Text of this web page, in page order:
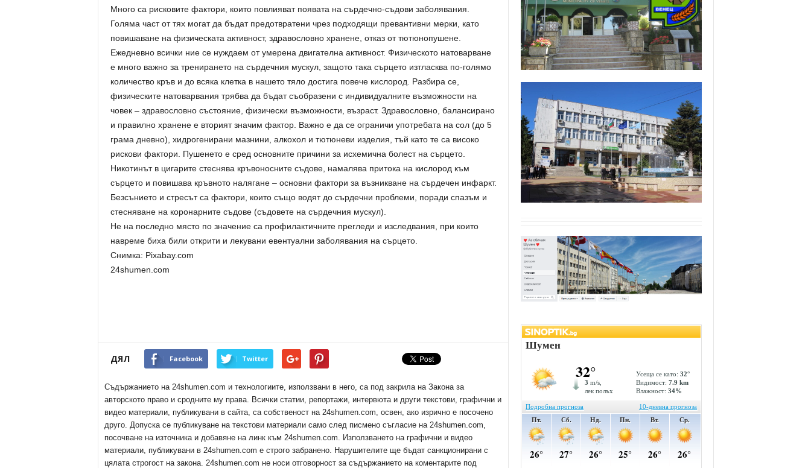
Много са рисковите фактори, които повлияват появата на сърдечно-съдови заболявания.
Голяма част от тях могат да бъдат предотвратени чрез подходящи превантивни мерки, като
повишаване на физическата активност, здравословно хранене, отказ от тютюнопушене.
Ежедневно всички ние се нуждаем от умерена двигателна активност. Физическото натоварване
е много важно за тренирането на сърдечния мускул, защото така сърцето изтласква по-голямо
количество кръв и до всяка клетка в нашето тяло достига повече кислород. Разбира се,
физическите натоварвания трябва да бъдат съобразени с индивидуалните възможности на
човек – здравословно състояние, физически възможности, възраст. Здравословно, балансирано
и правилно хранене е вторият значим фактор. Важно е да се ограничи употребата на сол (до 5
грама дневно), хидрогенирани мазнини, алкохол и тютюневи изделия, тъй като те са високо
рискови фактори. Пушенето е сред основните причини за исхемична болест на сърцето.
Никотинът в цигарите стеснява кръвоносните съдове, намалява притока на кислород към
сърцето и повишава кръвното налягане – основни фактори за възникване на сърдечен инфаркт.
Безсънието и стресът са фактори, които също водят до сърдечни проблеми, поради спазъм и
стесняване на коронарните съдове (съдовете на сърдечния мускул).
Не на последно място по значение са профилактичните прегледи и изследвания, при които
навреме биха били открити и лекувани евентуални заболявания на сърцето.
Снимка: Pixabay.com
24shumen.com
ДЯЛ Facebook Twitter
Съдържанието на 24shumen.com и технологиите, използвани в него, са под закрила на Закона за
авторското право и сродните му права. Всички статии, репортажи, интервюта и други текстови, графични и
видео материали, публикувани в сайта, са собственост на 24shumen.com, освен, ако изрично е посочено
друго. Допуска се публикуване на текстови материали само след писмено съгласие на 24shumen.com,
посочване на източника и добавяне на линк към 24shumen.com. Използването на графични и видео
материали, публикувани в 24shumen.com е строго забранено. Нарушителите ще бъдат санкционирани с
цялата строгост на закона. 24shumen.com не носи отговорност за съдържанието на коментарите под